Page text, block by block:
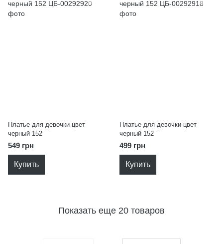
Платье для девочки цвет
черный 152
549 грн
Купить
Платье для девочки цвет
черный 152
499 грн
Купить
Показать еще 20 товаров